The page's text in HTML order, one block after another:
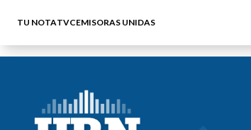
TU NOTATVCEMISORAS UNIDAS